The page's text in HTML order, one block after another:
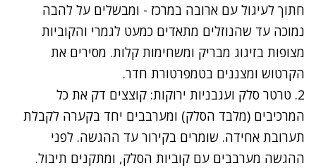
חתוך לעיגול עם ארובה במרכז - ומבשלים על להבה
נמוכה עד שהנוזלים מתאדים כמעט לגמרי והקוביות
מצופות בזיגוג מבריק ומשחימות קלות. מסירים את
הקרטוש ומצננים בטמפרטורת חדר.
2. טרטר סלק ועגבניות ירוקות: קוצצים דק את כל
המרכיבים (מלבד הסלק) ומערבבים יחד בקערה לקבלת
תערובת אחידה. שומרים בקירור עד ההגשה. לפני
ההגשה מערבבים עם קוביות הסלק, ומתקנים תיבול.